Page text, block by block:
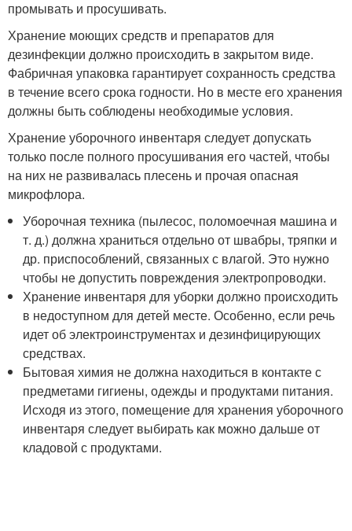
промывать и просушивать.
Хранение моющих средств и препаратов для
дезинфекции должно происходить в закрытом виде.
Фабричная упаковка гарантирует сохранность средства
в течение всего срока годности. Но в месте его хранения
должны быть соблюдены необходимые условия.
Хранение уборочного инвентаря следует допускать
только после полного просушивания его частей, чтобы
на них не развивалась плесень и прочая опасная
микрофлора.
Уборочная техника (пылесос, поломоечная машина и
т. д.) должна храниться отдельно от швабры, тряпки и
др. приспособлений, связанных с влагой. Это нужно
чтобы не допустить повреждения электропроводки.
Хранение инвентаря для уборки должно происходить
в недоступном для детей месте. Особенно, если речь
идет об электроинструментах и дезинфицирующих
средствах.
Бытовая химия не должна находиться в контакте с
предметами гигиены, одежды и продуктами питания.
Исходя из этого, помещение для хранения уборочного
инвентаря следует выбирать как можно дальше от
кладовой с продуктами.